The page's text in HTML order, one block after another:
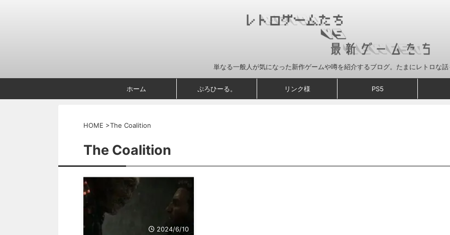
単なる一般人が気になった新作ゲームや噂を紹介するブログ。たまにレトロな話
ホーム ぷろひーる。 リンク様 PS5
HOME >The Coalition
The Coalition
2024/6/10